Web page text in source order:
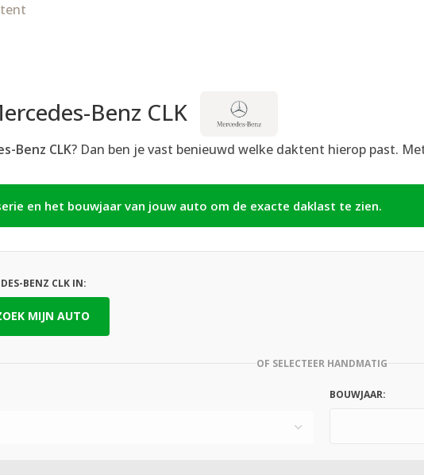
Benz CLK
Benz CLK? Dan ben je vast benieuwd welke daktent hierop past.
en het bouwjaar van jouw auto om de exacte daklast te zien.
BENZ CLK IN:
MIJN AUTO
OF SELECTEER HANDMATIG
BOUWJAAR: